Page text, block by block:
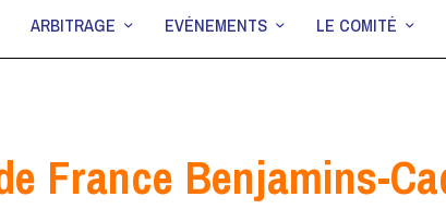
ARBITRAGE EVÉNEMENTS LE COMITÉ
France Benjamins-